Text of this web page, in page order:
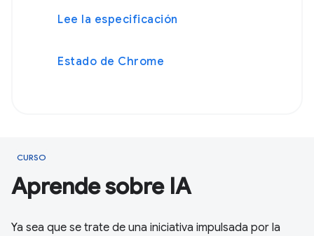
Lee la especificación
Estado de Chrome
CURSO
Aprende sobre IA
Ya sea que se trate de una iniciativa impulsada por la